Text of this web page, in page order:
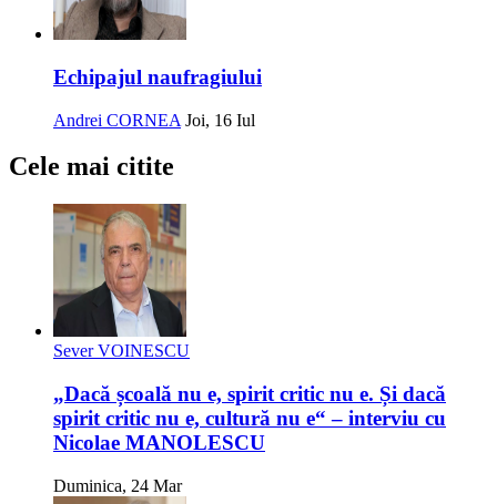
Echipajul naufragiului
Andrei CORNEA Joi, 16 Iul
Cele mai citite
Sever VOINESCU
„Dacă școală nu e, spirit critic nu e. Și dacă
spirit critic nu e, cultură nu e“ – interviu cu
Nicolae MANOLESCU
Duminica, 24 Mar